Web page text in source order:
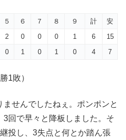
５ ６ ７ ８ ９ 計
安
2 0 0 0 1 6
15
0 1 0 1 0 4 7
1敗）
ませんでしたねぇ。ポンポンと
3回で早々と降板しました。そ
投し、3失点と何とか踏ん張